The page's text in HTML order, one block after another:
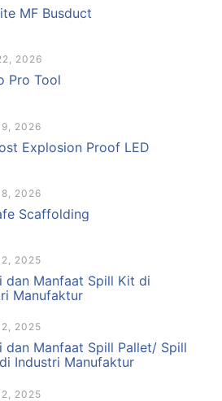
MF Busduct
2026
Pro Tool
2026
Explosion Proof LED
2026
Scaffolding
2025
dan Manfaat Spill Kit di
Manufaktur
2025
dan Manfaat Spill Pallet/ Spill
Industri Manufaktur
2025